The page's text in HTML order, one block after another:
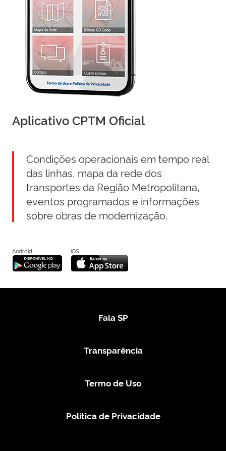
Aplicativo CPTM Oficial
Condições operacionais em tempo real
das linhas, mapa da rede dos
transportes da Região Metropolitana,
eventos programados e informações
sobre obras de modernização.
Android iOS
Fala SP
Transparência
Termo de Uso
Política de Privacidade